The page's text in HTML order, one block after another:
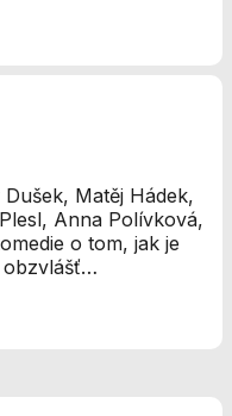
Matěj Hádek,
Anna Polívková,
o tom, jak je
obzvlášť…
návštěv našich
internetových
stránek. Data
získaná